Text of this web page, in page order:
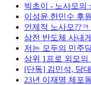
빅초이 - 노사모의
이성윤 한민수 후원
언제적 노사모??ㅋ
삼전 반도체 사내
저는 모두의 민주
상위 1프로 외모
[단독] 김민석, 당
23년 이재명 체포